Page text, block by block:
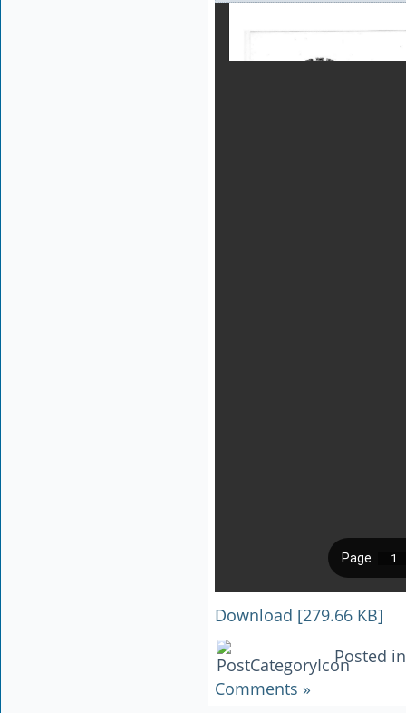
Download [279.66 KB]
Posted
Comments »